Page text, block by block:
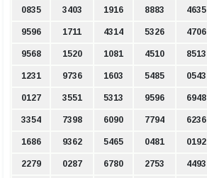
0835 3403 1916 8883 4635
9596 1711 4314 5326 4706
9568 1520 1081 4510 8513
1231 9736 1603 5485 0543
0127 3551 5313 9596 6948
3354 7398 6090 7794 6236
1686 9362 5465 0481 0192
2279 0287 6780 2753 4493